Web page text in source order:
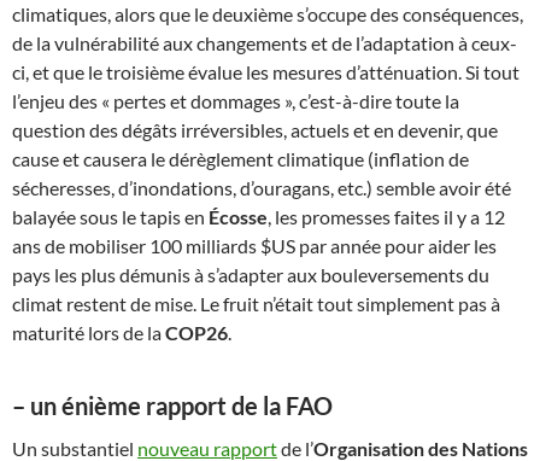
climatiques, alors que le deuxième s’occupe des conséquences,
de la vulnérabilité aux changements et de l’adaptation à ceux-
ci, et que le troisième évalue les mesures d’atténuation. Si tout
l’enjeu des « pertes et dommages », c’est-à-dire toute la
question des dégâts irréversibles, actuels et en devenir, que
cause et causera le dérèglement climatique (inflation de
sécheresses, d’inondations, d’ouragans, etc.) semble avoir été
balayée sous le tapis en Écosse, les promesses faites il y a 12
ans de mobiliser 100 milliards $US par année pour aider les
pays les plus démunis à s’adapter aux bouleversements du
climat restent de mise. Le fruit n’était tout simplement pas à
maturité lors de laCOP26.
– un énième rapport de la FAO
Un substantiel nouveau rapportde l’Organisation des Nations